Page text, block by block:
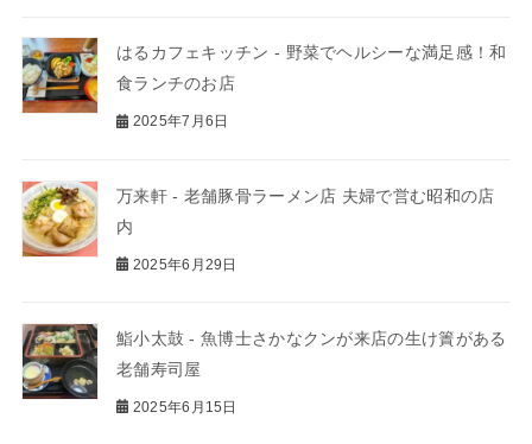
はるカフェキッチン - 野菜でヘルシーな満足感！和
食ランチのお店
2025年7月6日
万来軒 - 老舗豚骨ラーメン店 夫婦で営む昭和の店
内
2025年6月29日
鮨小太鼓 - 魚博士さかなクンが来店の生け簀がある
老舗寿司屋
2025年6月15日